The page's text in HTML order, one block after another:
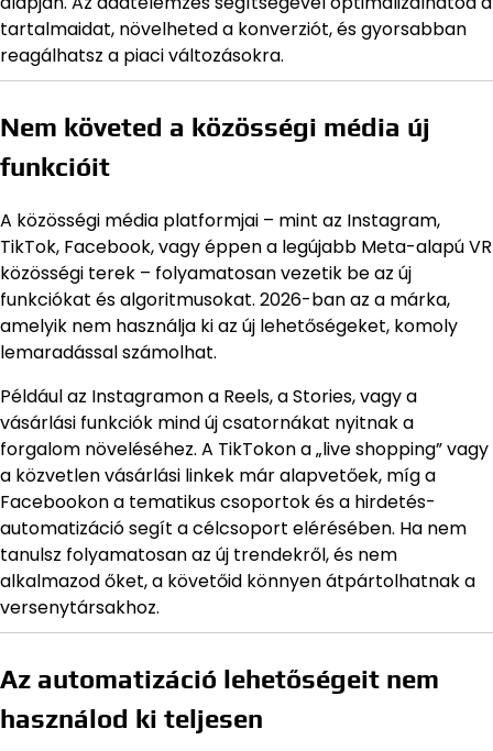
tartalmaidat, növelheted a konverziót, és gyorsabban
reagálhatsz a piaci változásokra.
Nem követed a közösségi média új
funkcióit
A közösségi média platformjai – mint az Instagram,
TikTok, Facebook, vagy éppen a legújabb Meta-alapú VR
közösségi terek – folyamatosan vezetik be az új
funkciókat és algoritmusokat. 2026-ban az a márka,
amelyik nem használja ki az új lehetőségeket, komoly
lemaradással számolhat.
Például az Instagramon a Reels, a Stories, vagy a
vásárlási funkciók mind új csatornákat nyitnak a
forgalom növeléséhez. A TikTokon a „live shopping” vagy
a közvetlen vásárlási linkek már alapvetőek, míg a
Facebookon a tematikus csoportok és a hirdetés-
automatizáció segít a célcsoport elérésében. Ha nem
tanulsz folyamatosan az új trendekről, és nem
alkalmazod őket, a követőid könnyen átpártolhatnak a
versenytársakhoz.
Az automatizáció lehetőségeit nem
használod ki teljesen